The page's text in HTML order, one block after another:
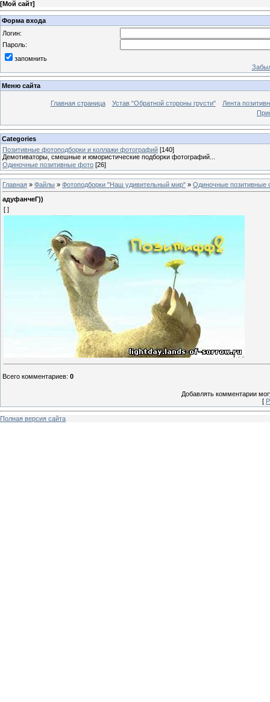
[Мой сайт]
Форма входа
Логин:
Пароль:
запомнить
Меню сайта
Главная страница Устав "Обратной стороны грусти"
Лента
Categories
Позитивные фотоподборки и коллажи фотографий [140]
Демотиваторы, смешные и юмористические подборки фотографий...
Одиночные позитивные фото [26]
Главная » Файлы » Фотоподборки "Наш удивительный мир" » Одиночные позитивные
адуфанчеГ))
[ ]
Всего комментариев: 0
Добавлять комментарии
[
Полная версия сайта